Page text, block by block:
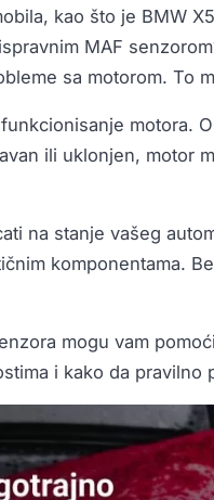
kao što je BMW
MAF
sa motorom. To
motora.
ili uklonjen, motor
na stanje vašeg
komponentama.
mogu vam
i kako da pravilno